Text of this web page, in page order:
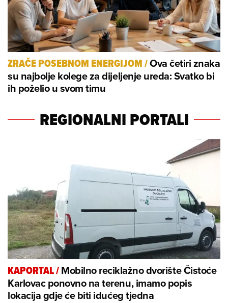
ZRAČE POSEBNOM ENERGIJOM/Ova četiri znaka
su najbolje kolege za dijeljenje ureda: Svatko bi
ih poželio u svom timu
REGIONALNI PORTALI
KAPORTAL/Mobilno reciklažno dvorište Čistoće
Karlovac ponovno na terenu, imamo popis
lokacija gdje će biti idućeg tjedna